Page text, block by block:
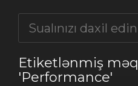
Etiketlənmiş
'Performance'